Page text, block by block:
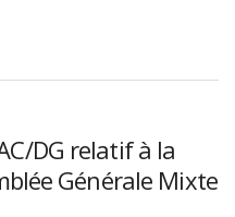
DG relatif à la
Générale Mixte